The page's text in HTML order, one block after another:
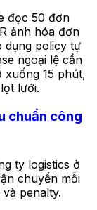
đọc 50 đơn
ảnh hóa đơn
dụng policy tự
ngoại lệ cần
xuống 15 phút,
lưới.
chuẩn công
ty logistics ở
chuyển mỗi
penalty.